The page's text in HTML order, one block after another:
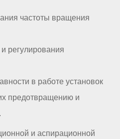
частоты вращения
регулирования
в работе установок
предотвращению и
и аспирационной